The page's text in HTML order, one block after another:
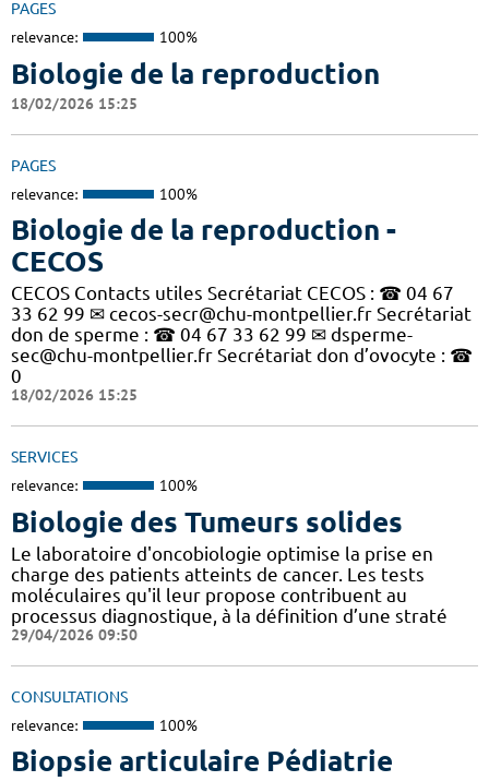
PAGES
relevance: 100%
Biologie de la reproduction
18/02/2026 15:25
PAGES
relevance: 100%
Biologie de la reproduction -
CECOS
CECOS Contacts utiles Secrétariat CECOS : ☎ 04 67
33 62 99 ✉ cecos-secr@chu-montpellier.fr Secrétariat
don de sperme : ☎ 04 67 33 62 99 ✉ dsperme-
sec@chu-montpellier.fr Secrétariat don d’ovocyte : ☎
0
18/02/2026 15:25
SERVICES
relevance: 100%
Biologie des Tumeurs solides
Le laboratoire d'oncobiologie optimise la prise en
charge des patients atteints de cancer. Les tests
moléculaires qu'il leur propose contribuent au
processus diagnostique, à la définition d’une straté
29/04/2026 09:50
CONSULTATIONS
relevance: 100%
Biopsie articulaire Pédiatrie